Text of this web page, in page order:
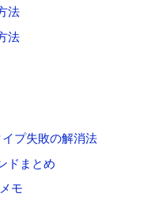
法
法
プ失敗の解消法
ドまとめ
モ